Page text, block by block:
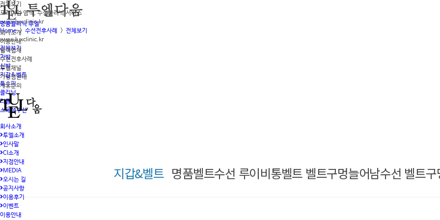
명품클리닉 투엘
회사소개
이용안내
협력업체
수선전후사례
투엘채널
가맹점안내
제휴문의
회사소개
투엘소개
인사말
CI소개
지점안내
MEDIA
오시는 길
공지사항
이용후기
이벤트
이용안내
전체보기
프리미엄 염색, 수선클리닉 서비스
www.luxclinic.kr
Home> 수선전후사례 > 전체보기
www.luxclinic.kr
전체보기
가방
신발
지갑&벨트
특수피
클리닝
리폼
스페셜수선
지갑&벨트 명품벨트수선 루이비통벨트 벨트구멍늘어남수선 벨트